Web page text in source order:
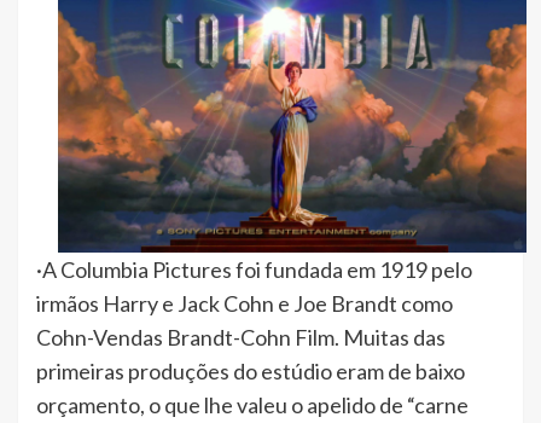
·A Columbia Pictures foi fundada em 1919 pelo
irmãos Harry e Jack Cohn e Joe Brandt como
Cohn-Vendas Brandt-Cohn Film. Muitas das
primeiras produções do estúdio eram de baixo
orçamento, o que lhe valeu o apelido de “carne